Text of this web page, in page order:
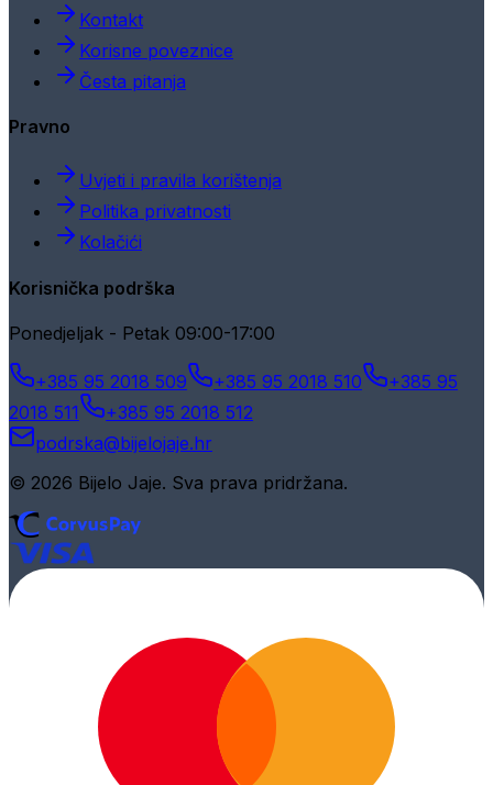
Kontakt
Korisne poveznice
Česta pitanja
Pravno
Uvjeti i pravila korištenja
Politika privatnosti
Kolačići
Korisnička podrška
Ponedjeljak - Petak 09:00-17:00
+385 95 2018 509 +385 95 2018 510
+385 95
2018 511
+385 95 2018 512
podrska@bijelojaje.hr
© 2026 Bijelo Jaje. Sva prava pridržana.